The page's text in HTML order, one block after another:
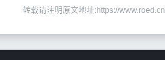
转载请注明原文地址:https://